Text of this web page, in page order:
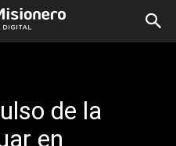
de la
en